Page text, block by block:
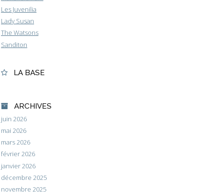
Les Juvenilia
Lady Susan
The Watsons
Sanditon
LA BASE
ARCHIVES
juin 2026
mai 2026
mars 2026
février 2026
janvier 2026
décembre 2025
novembre 2025